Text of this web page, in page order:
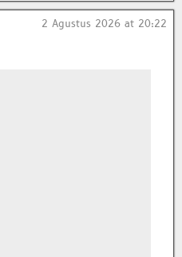
2 Agustus 2026 at 20:22